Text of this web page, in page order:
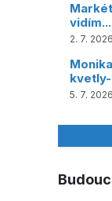
vidím...
2. 7.
5. 7.